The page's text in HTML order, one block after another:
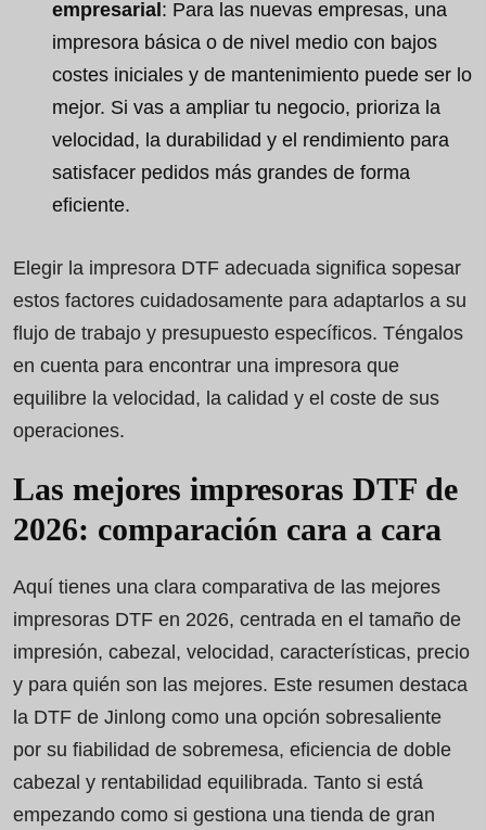
empresarial : Para las nuevas empresas, una
impresora básica o de nivel medio con bajos
costes iniciales y de mantenimiento puede ser lo
mejor. Si vas a ampliar tu negocio, prioriza la
velocidad, la durabilidad y el rendimiento para
satisfacer pedidos más grandes de forma
eficiente.
Elegir la impresora DTF adecuada significa sopesar
estos factores cuidadosamente para adaptarlos a su
flujo de trabajo y presupuesto específicos. Téngalos
en cuenta para encontrar una impresora que
equilibre la velocidad, la calidad y el coste de sus
operaciones.
Las mejores impresoras DTF de
2026: comparación cara a cara
Aquí tienes una clara comparativa de las mejores
impresoras DTF en 2026, centrada en el tamaño de
impresión, cabezal, velocidad, características, precio
y para quién son las mejores. Este resumen destaca
la DTF de Jinlong como una opción sobresaliente
por su fiabilidad de sobremesa, eficiencia de doble
cabezal y rentabilidad equilibrada. Tanto si está
empezando como si gestiona una tienda de gran